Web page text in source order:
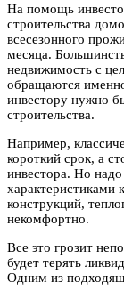
На помощь
строительства
всесезонного
месяца.
недвижимость с
обращаются
инвестору нужно
строительства.
Например,
короткий срок, а
инвестора. Но
характеристиками
конструкций,
некомфортно.
Все это грозит
будет терять
Одним из